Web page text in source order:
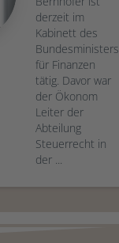
derzeit im
Kabinett des
Bundesministers
für Finanzen
tätig. Davor war
der Ökonom
Leiter der
Abteilung
Steuerrecht in
der ...